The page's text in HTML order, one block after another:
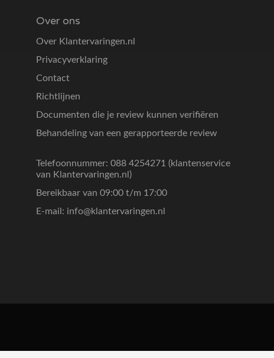
Over ons
Over Klantervaringen.nl
Privacyverklaring
Contact
Richtlijnen
Documenten die je review kunnen verifiëren
Behandeling van een gerapporteerde review
Telefoonnummer: 088 4254271 (klantenservice
van Klantervaringen.nl)
Bereikbaar van 09:00 t/m 17:00
E-mail: info@klantervaringen.nl